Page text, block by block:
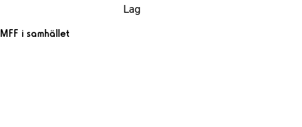
Lag
MFF i samhället